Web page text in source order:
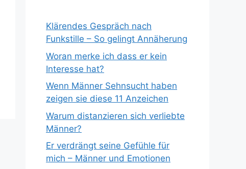
Klärendes Gespräch nach
Funkstille – So gelingt Annäherung
Woran merke ich dass er kein
Interesse hat?
Wenn Männer Sehnsucht haben
zeigen sie diese 11 Anzeichen
Warum distanzieren sich verliebte
Männer?
Er verdrängt seine Gefühle für
mich – Männer und Emotionen